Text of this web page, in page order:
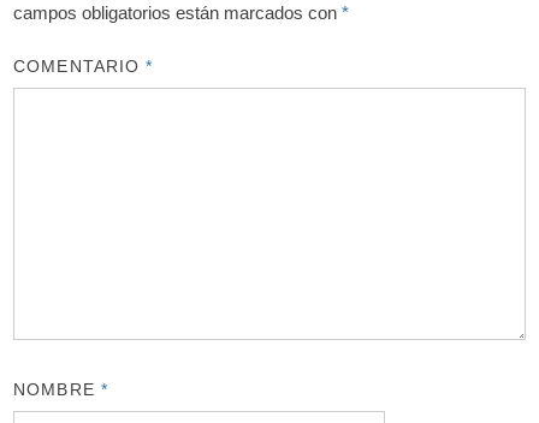
campos obligatorios están marcados con*
COMENTARIO*
NOMBRE *